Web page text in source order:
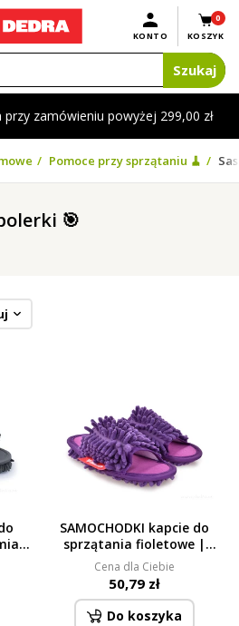
zamówieniu powyżej 299,00 zł
0
KOSZYK
KONTO
Szukaj
Pomoce przy sprzątaniu 🧹
🎯
SAMOCHODKI kapcie do
sprzątania fioletowe |
rozmiar 36–40, długość 25
cm
Cena dla Ciebie
50,79 zł
Do koszyka